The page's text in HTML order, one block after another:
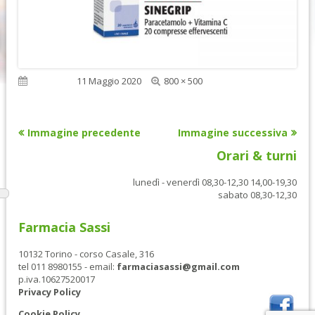
Pubblicato11 Maggio 2020
Dimensione
800 × 500
Immagine precedente Immagine successiva
Orari & turni
lunedì - venerdì 08,30-12,30 14,00-19,30
sabato 08,30-12,30
Farmacia Sassi
10132 Torino - corso Casale, 316
tel 011 8980155 - email: farmaciasassi@gmail.com
p.iva.10627520017
Privacy Policy